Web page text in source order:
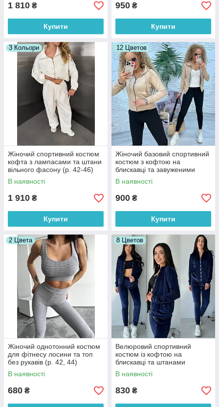
1 810 ₴
Купити
950 ₴
Купити
3 Кольори
Жіночий спортивний костюм
кофта з лампасами та штани
вільного фасону (р. 42-46)
63052078
В наявності
1 910 ₴
Купити
12 Цветов
Жіночий базовий спортивний
костюм з кофтою на
блискавці та завуженими
штанами (р. 42-52) 7052009
В наявності
900 ₴
Купити
2 Цвета
Жіночий однотонний костюм
для фітнесу лосини та топ
без рукавів (р. 42, 44)
9052011
В наявності
680 ₴
8 Цветов
Велюровий спортивний
костюм із кофтою на
блискавці та штанами
джогерами (р. 42-48)
52052013
В наявності
830 ₴